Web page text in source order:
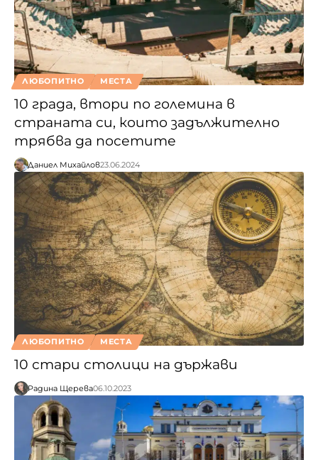
ЛЮБОПИТНО МЕСТА
10 града, втори по големина в
страната си, които задължително
трябва да посетите
Даниел Михайлов23.06.2024
ЛЮБОПИТНО МЕСТА
10 стари столици на държави
Радина Щерева06.10.2023